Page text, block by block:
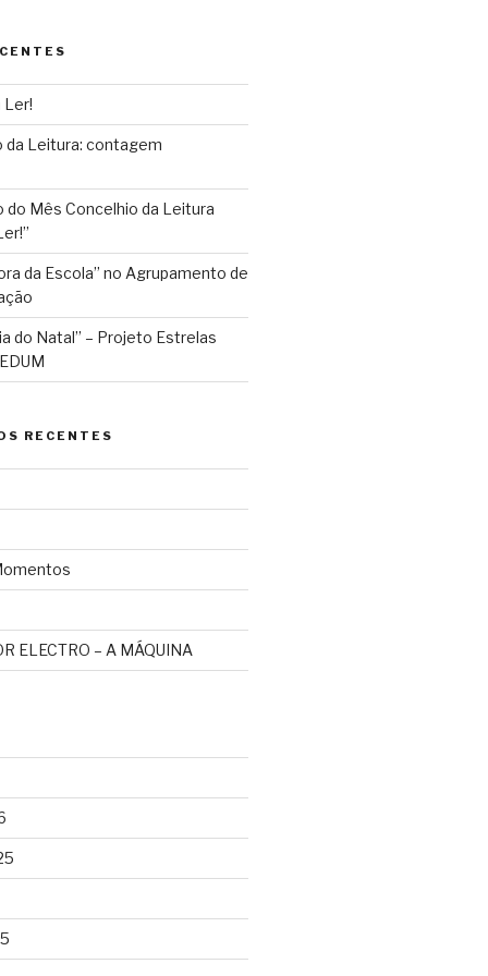
Ler!
da Leitura: contagem
do Mês Concelhio da Leitura
da Escola” no Agrupamento de
do Natal” – Projeto Estrelas
RECENTES
ELECTRO – A MÁQUINA